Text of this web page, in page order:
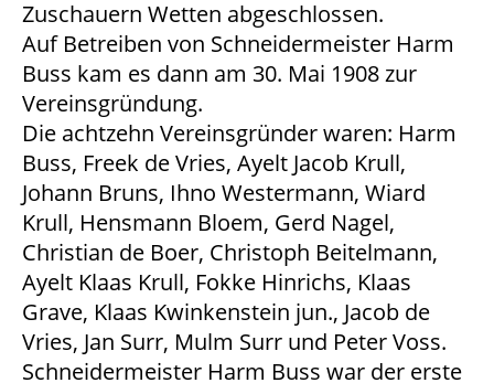
Zuschauern Wetten abgeschlossen.
Auf Betreiben von Schneidermeister Harm
Buss kam es dann am 30. Mai 1908 zur
Vereinsgründung.
Die achtzehn Vereinsgründer waren: Harm
Buss, Freek de Vries, Ayelt Jacob Krull,
Johann Bruns, Ihno Westermann, Wiard
Krull, Hensmann Bloem, Gerd Nagel,
Christian de Boer, Christoph Beitelmann,
Ayelt Klaas Krull, Fokke Hinrichs, Klaas
Grave, Klaas Kwinkenstein jun., Jacob de
Vries, Jan Surr, Mulm Surr und Peter Voss.
Schneidermeister Harm Buss war der erste